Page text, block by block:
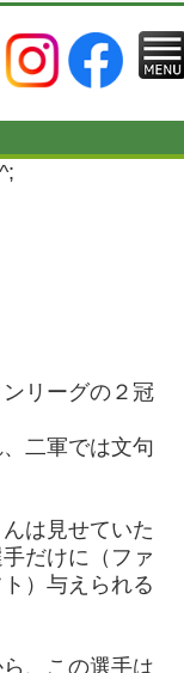
リーグの２冠
二軍では文句
は見せていた
だけに（ファ
）与えられる
、この選手は